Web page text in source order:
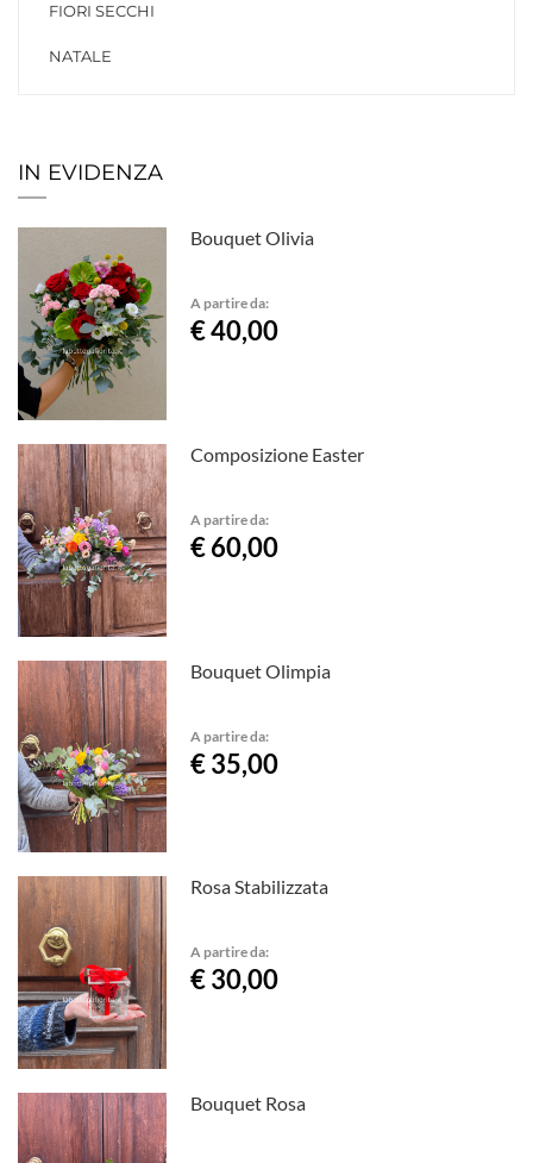
FIORI SECCHI
NATALE
IN EVIDENZA
Bouquet Olivia
A partire da:
€ 40,00
Composizione Easter
A partire da:
€ 60,00
Bouquet Olimpia
A partire da:
€ 35,00
Rosa Stabilizzata
A partire da:
€ 30,00
Bouquet Rosa